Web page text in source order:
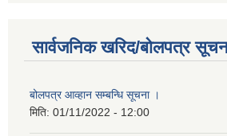
सार्वजनिक खरिद/बोलपत्र
बोलपत्र आव्हान सम्बन्धि सूचना ।
मिति: 01/11/2022 - 12:00